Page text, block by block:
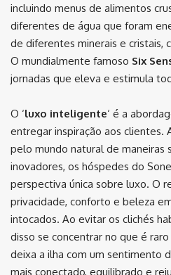
incluindo menus de alimentos
diferentes de água que foram
de diferentes minerais e cristais,
O mundialmente famoso Six
jornadas que eleva e estimula
O ‘luxo inteligente‘ é a
entregar inspiração aos clientes.
pelo mundo natural de maneiras
inovadores, os hóspedes do
perspectiva única sobre luxo. O
privacidade, conforto e beleza
intocados. Ao evitar os clichés
disso se concentrar no que é
deixa a ilha com um sentimento
mais conectado, equilibrado e